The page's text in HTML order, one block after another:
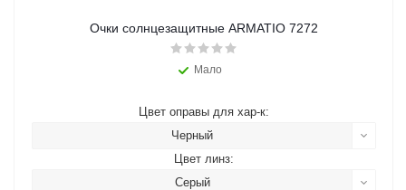
Очки солнцезащитные ARMATIO 7272
Мало
Цвет оправы для хар-к:
Черный
Цвет линз:
Серый